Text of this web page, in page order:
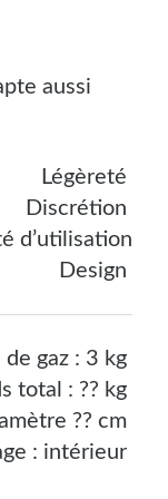
aussi
Légèreté
Discrétion
d’utilisation
Design
gaz : 3 kg
total : ?? kg
?? cm
: intérieur